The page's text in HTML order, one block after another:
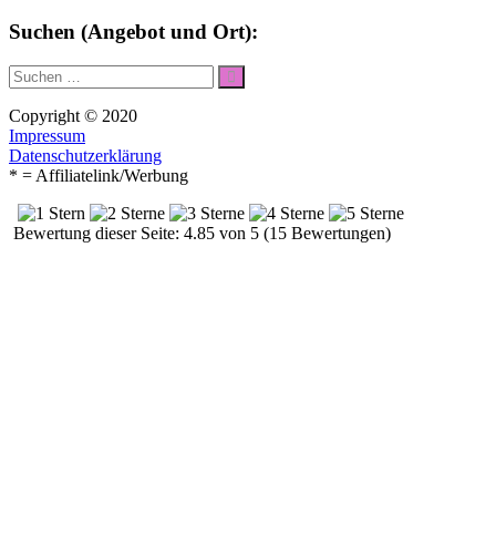
Suchen (Angebot und Ort):
Suche
nach:
Suchen
Copyright © 2020
Impressum
Datenschutzerklärung
* = Affiliatelink/Werbung
Bewertung dieser Seite: 4.85 von 5 (15 Bewertungen)